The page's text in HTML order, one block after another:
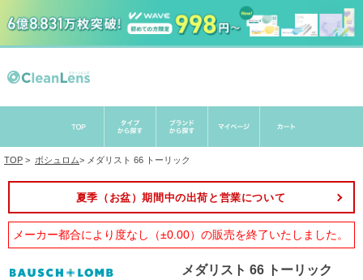
TOP > ボシュロム> メダリスト 66 トーリック
夏季（お盆）期間中の出荷と営業について
メーカー都合により度なし（±0.00）の販売を終了いたしました。
メダリスト 66 トーリック